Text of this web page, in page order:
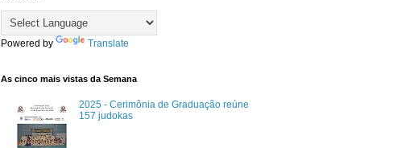
Powered by Translate
As cinco mais vistas da Semana
2025 - Cerimônia de Graduação reúne
157 judokas